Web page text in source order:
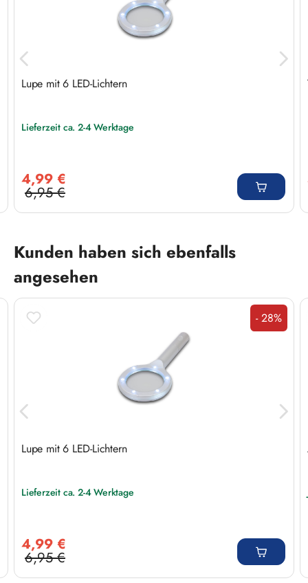
Lupe mit 6 LED-Lichtern
Lieferzeit ca. 2-4 Werktage
4,99 €
Regulärer Preis:
6,95 €
Produktgalerie überspringen
Kunden haben sich ebenfalls
angesehen
Rabatt
- 28%
Lupe mit 6 LED-Lichtern
Lieferzeit ca. 2-4 Werktage
4,99 €
Regulärer Preis:
6,95 €